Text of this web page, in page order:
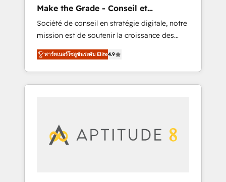
objectifs d’entreprise. Grâce à une
méthodologie éprouvée auprès de plus de
400 clients, nous comprenons rapidement
vos enjeux et intégrons parfaitement
HubSpot dans votre organisation. Pour toute
question technique ou besoin de
structuration de votre projet HubSpot,
Make the Grade - Conseil et
intégrateur HubSpot
Société de conseil en stratégie digitale, notre
mission est de soutenir la croissance des
entreprises B2B à travers l’acquisition de
nouveaux clients, l'intégration CRM et le
développement des revenus auprès de vos
comptes existants. En France et à
digitale et des startups florissantes. Nos 3
grandes expertises sont : ➤ L’intégration de
พาร์ทเนอร์โซลูชันระดับ Elite4.9